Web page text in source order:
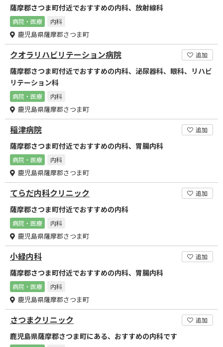
薩摩郡さつま町付近でおすすめの内科、放射線科
病院・医療 内科
鹿児島県薩摩郡さつま町
クオラリハビリテーション病院 追加
薩摩郡さつま町付近でおすすめの内科、泌尿器科、眼科、リハビ
リテーション科
病院・医療 内科
鹿児島県薩摩郡さつま町
稲津病院 追加
薩摩郡さつま町付近でおすすめの内科、胃腸内科
病院・医療 内科
鹿児島県薩摩郡さつま町
てらだ内科クリニック 追加
薩摩郡さつま町付近でおすすめの内科
病院・医療 内科
鹿児島県薩摩郡さつま町
小緑内科 追加
薩摩郡さつま町付近でおすすめの内科、胃腸内科
病院・医療 内科
鹿児島県薩摩郡さつま町
さつまクリニック 追加
鹿児島県薩摩郡さつま町にある、おすすめの内科です